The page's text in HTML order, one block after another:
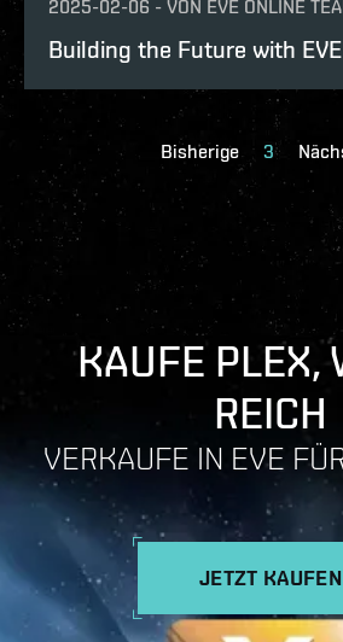
2025-02-06 - VON EVE ONLINE
Building the Future with
Bisherige 3
KAUFE PLEX,
REICH
VERKAUFE IN EVE
JETZT KAUFEN